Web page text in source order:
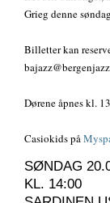
Grieg denne
Billetter kan
Dørene åpnes kl.
Casiokids på
SØNDAG
KL. 14:00